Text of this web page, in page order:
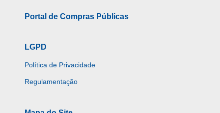
Portal de Compras Públicas
LGPD
Política de Privacidade
Regulamentação